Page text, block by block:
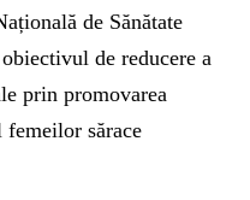
de Sănătate
de reducere a
prin promovarea
sărace